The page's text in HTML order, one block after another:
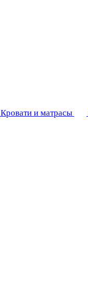
Кровати и матрасы